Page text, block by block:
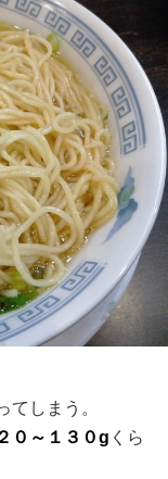
てしまう。
０～１３０g くら